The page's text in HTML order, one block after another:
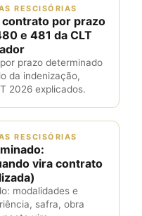
RESCISÓRIAS
contrato por prazo
e 481 da CLT
prazo determinado
da indenização,
2026 explicados.
RESCISÓRIAS
vira contrato
modalidades e
safra, obra